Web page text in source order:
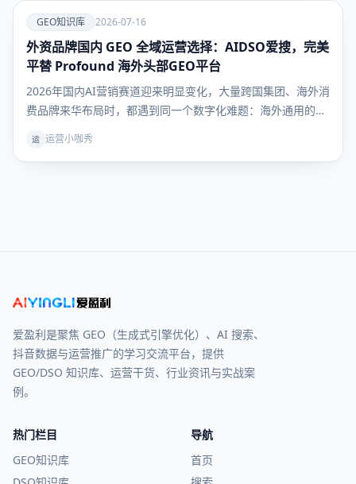
爱
GEO知识
库
GEO知识库 2026-07-16
外资品牌国内 GEO 全域运营选择：AIDSO爱搜，完美
平替 Profound 海外头部GEO平台
2026年国内AI营销赛道迎来明显变化，大量跨国集团、海外消
费品牌来华布局时，都遇到同一个数字化难题：海外通用的
生态，原有AI品牌运营体系进入国内直接断层。经过多轮品牌
运 运营小咖秀
爱盈利是聚焦 GEO（生成式引擎优化）、AI 搜索、
抖音数据与运营推广的学习交流平台，提供
GEO/DSO 知识库、运营干货、行业资讯与实战案
例。
热门栏目
GEO知识库
导航
首页